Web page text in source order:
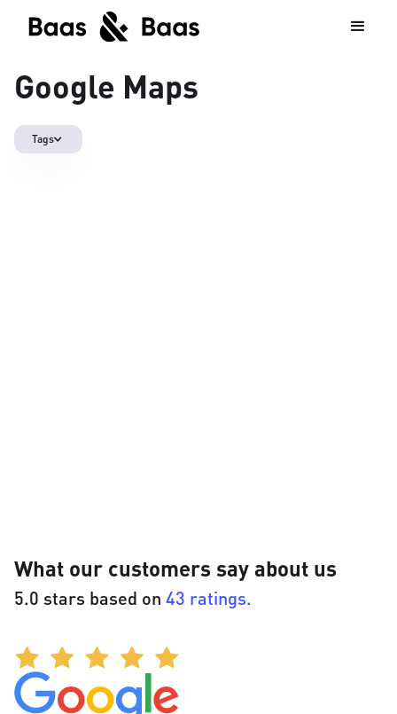
Google Maps
Tags
What our customers say about us
5.0 stars based on 43 ratings.